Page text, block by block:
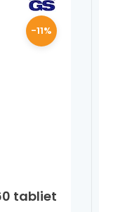
tabliet
-11%